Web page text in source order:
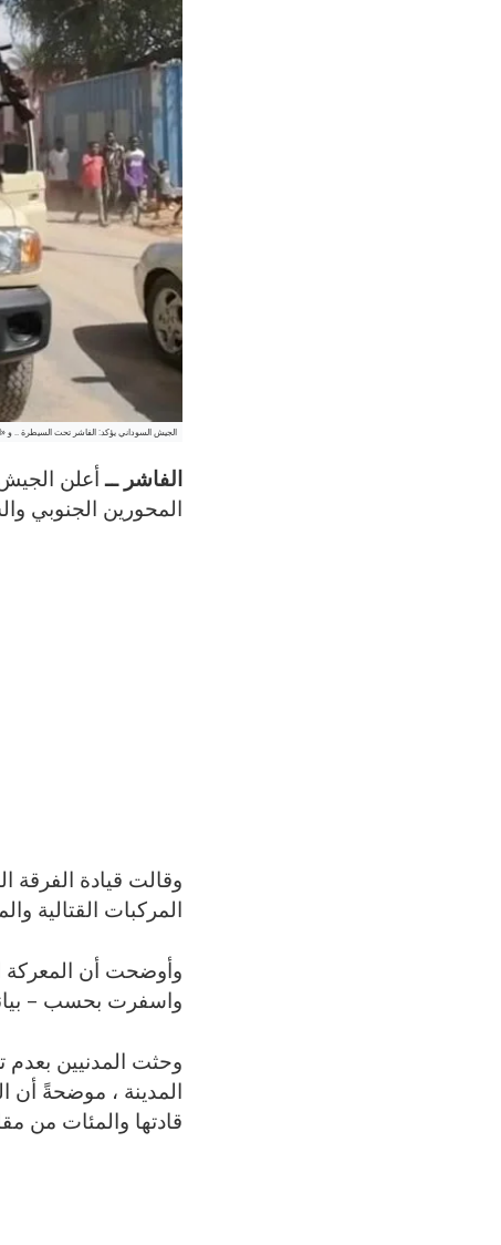
الجيش السوداني يؤكد: الفاشر تحت السيطرة .. و
الفاشر ــأعلن الجيش
المحورين الجنوبي
وقالت قيادة الفرقة
المركبات القتالية
واسفرت بحسب –
وحثت المدنيين بعدم
المدينة ، موضحةً أن
قادتها والمئات من